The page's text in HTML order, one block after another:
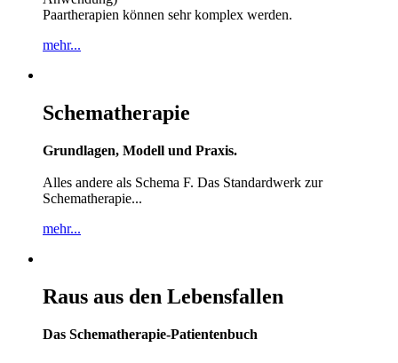
Paartherapien können sehr komplex werden.
mehr...
Schematherapie
Grundlagen, Modell und Praxis.
Alles andere als Schema F. Das Standardwerk zur
Schematherapie...
mehr...
Raus aus den Lebensfallen
Das Schematherapie-Patientenbuch